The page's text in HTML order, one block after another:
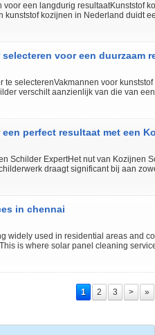
voor een langdurig resultaatKunststof
kunststof kozijnen in Nederland duidt
naar onderhoudsarme en
voor een duurzaam
te selecterenVakmannen voor
verschilt aanzienlijk van die van
impregneermiddelen vereist,
perfect resultaat met een
Schilder ExpertHet nut van Kozijnen
draagt significant bij aan
kozijnen vakkundig worden
in chennai
widely used in residential areas and
is where solar panel cleaning
their energy output. If not cleaned
1 2 3 > »